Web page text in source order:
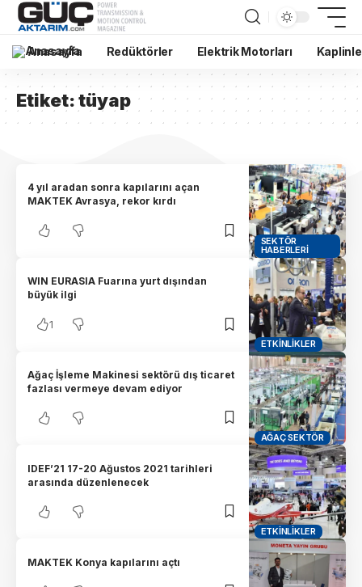
Anasayfa Redüktörler Elektrik Motorları
Etiket:tüyap
SEKTÖR
HABERLERI
4 yıl aradan sonra kapılarını açan
MAKTEK Avrasya, rekor kırdı
ETKINLIKLER
WIN EURASIA Fuarına yurt dışından
büyük ilgi
1
AĞAÇ SEKTÖR
Ağaç İşleme Makinesi sektörü dış ticaret
fazlası vermeye devam ediyor
ETKINLIKLER
IDEF’21 17-20 Ağustos 2021 tarihleri
arasında düzenlenecek
MAKTEK Konya kapılarını açtı